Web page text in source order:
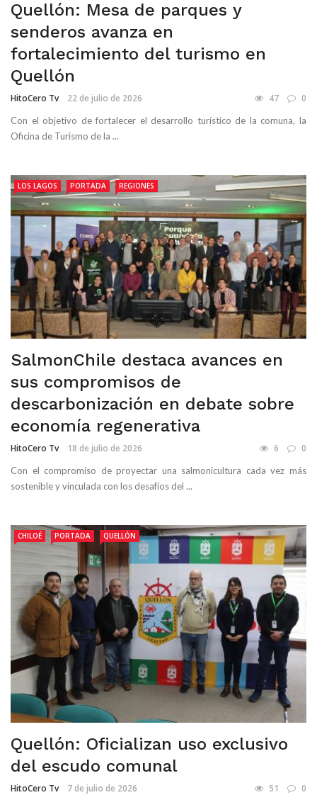
Quellón: Mesa de parques y
senderos avanza en
fortalecimiento del turismo en
Quellón
HitoCero Tv 22 de julio de 2026 47 0
Con el objetivo de fortalecer el desarrollo turístico de la comuna, la
Oficina de Turismo de la ...
LOS LAGOS PORTADA REGIONES
SalmonChile destaca avances en
sus compromisos de
descarbonización en debate sobre
economía regenerativa
HitoCero Tv 18 de julio de 2026 6 0
Con el compromiso de proyectar una salmonicultura cada vez más
sostenible y vinculada con los desafíos del ...
CHILOÉ PORTADA QUELLÓN
Quellón: Oficializan uso exclusivo
del escudo comunal
HitoCero Tv 7 de julio de 2026 51 0